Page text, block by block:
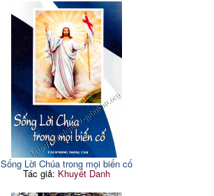
Sống Lời Chúa trong mọi biến cố
Tác giả: Khuyết Danh